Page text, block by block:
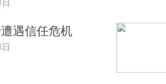
遇信任危机